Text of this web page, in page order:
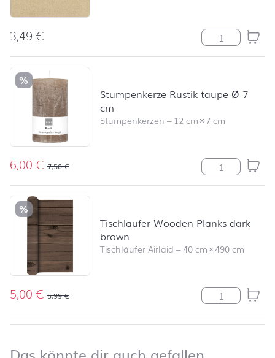
3,49€ Recycling uni
%
Stumpenkerze Rustik taupe Ø 7
cm
Stumpenkerzen – 12 cm×7 cm
6,00€ 7,50€ Stumpenkerze
%
Tischläufer Wooden Planks dark
brown
Tischläufer Airlaid –40 cm×490 cm
5,00€ 5,99€ Tischläufer